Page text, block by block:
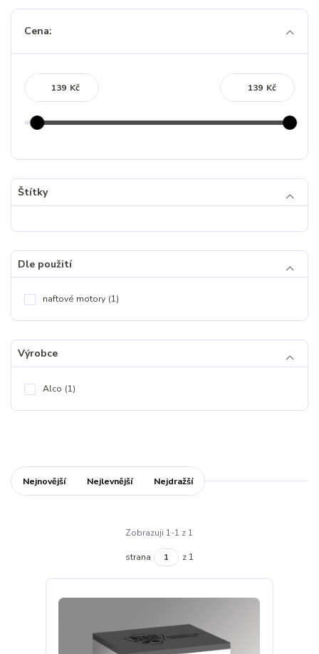
Cena:
Kč Kč
Štítky
Dle použití
naftové motory (1)
Výrobce
Alco (1)
Nejnovější Nejlevnější Nejdražší
Zobrazuji 1-1 z 1
strana z 1